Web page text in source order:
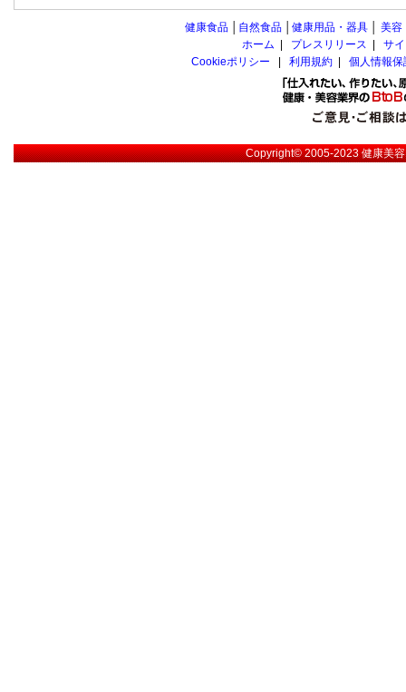
健康食品 自然食品 健康用品・器具 美容
ホーム
プレスリリース
サ
Cookieポリシー
利用規約 個人情報
Copyright© 2005-2023健康美